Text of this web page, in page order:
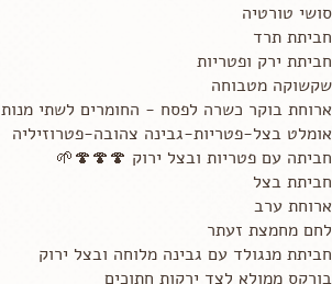
סושי טורטיה
חביתת תרד
חביתת ירק ופטריות
שקשוקה מטבוחה
ארוחת בוקר כשרה לפסח - החומרים לשתי מנות
אומלט בצל-פטריות-גבינה צהובה-פטרוזיליה
חביתה עם פטריות ובצל ירוק 🍄🍄🍄🌱
חביתת בצל
ארוחת ערב
לחם מחמצת זעתר
חביתת מנגולד עם גבינה מלוחה ובצל ירוק
בורקס ממולא לצד ירקות חתוכים